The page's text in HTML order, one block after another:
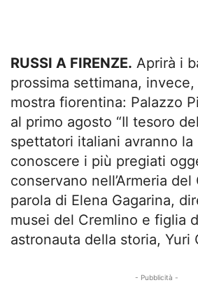
RUSSI A FIRENZE. Aprirà i
prossima settimana,
mostra fiorentina: Palazzo
al primo agosto “Il tesoro
spettatori italiani avranno la
conoscere i più pregiati
conservano nell’Armeria del
parola di Elena Gagarina,
musei del Cremlino e figlia
astronauta della storia, Yuri
- Pubblicità -